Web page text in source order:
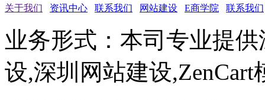
关于我们 资讯中心 联系我们 网站建设 E商学院 联系我们
业务形式：本司专业提
设,深圳网站建设,ZenCart